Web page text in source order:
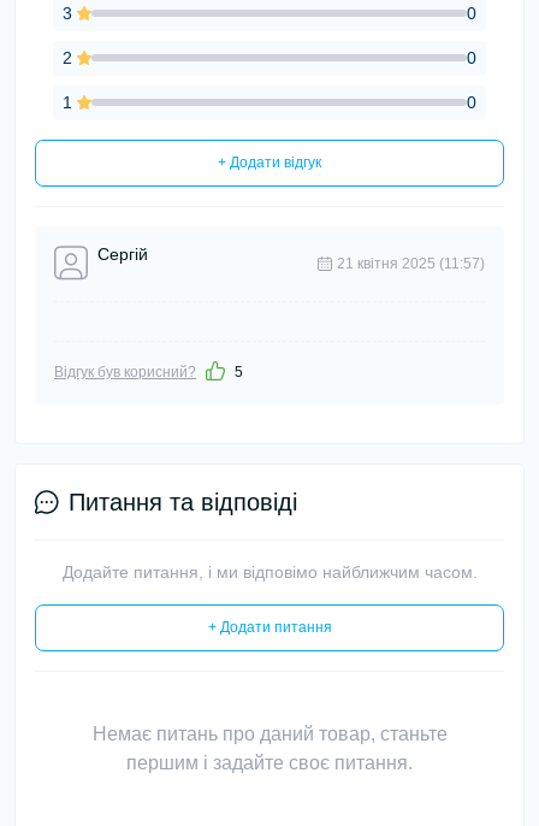
3 0
2 0
1 0
+ Додати відгук
Сергій 21 квітня 2025 (11:57)
Відгук був корисний? 5
Питання та відповіді
Додайте питання, і ми відповімо найближчим часом.
+ Додати питання
Немає питань про даний товар, станьте
першим і задайте своє питання.